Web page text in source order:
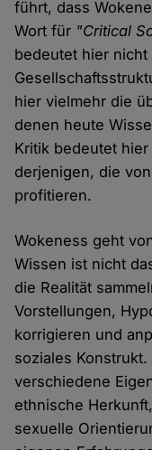
führt, dass
Wort für "Critical
bedeutet hier
hier vielmehr die
denen heute
Kritik bedeutet
derjenigen, die
profitieren.
Wokeness geht
Wissen ist nicht
die Realität
Vorstellungen,
korrigieren und
soziales
verschiedene
ethnische
sexuelle